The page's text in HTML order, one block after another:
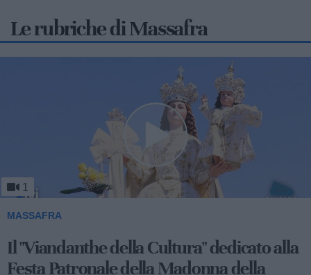
Le rubriche di Massafra
1
MASSAFRA
Viandanthe della Cultura: la "Chiesa
Rupestre della Buona Nuova"